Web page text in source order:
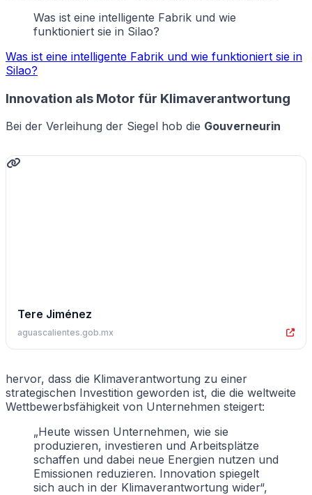
Was ist eine intelligente Fabrik und wie
funktioniert sie in Silao?
Was ist eine intelligente Fabrik und wie funktioniert sie in
Silao?
Innovation als Motor für Klimaverantwortung
Bei der Verleihung der Siegel hob die Gouverneurin
Tere Jiménez
aguascalientes.gob.mx
hervor, dass die Klimaverantwortung zu einer
strategischen Investition geworden ist, die die weltweite
Wettbewerbsfähigkeit von Unternehmen steigert:
„Heute wissen Unternehmen, wie sie
produzieren, investieren und Arbeitsplätze
schaffen und dabei neue Energien nutzen und
Emissionen reduzieren. Innovation spiegelt
sich auch in der Klimaverantwortung wider“,